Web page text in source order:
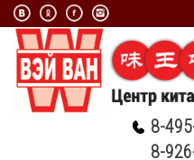
8-
8-